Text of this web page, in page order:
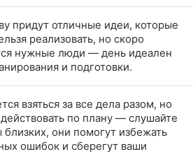
придут отличные идеи, которые
реализовать, но скоро
нужные люди — день идеален
и подготовки.
взяться за все дела разом, но
по плану — слушайте
близких, они помогут избежать
ошибок и сберегут ваши